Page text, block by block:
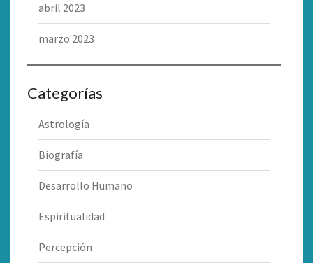
abril 2023
marzo 2023
Categorías
Astrología
Biografía
Desarrollo Humano
Espiritualidad
Percepción